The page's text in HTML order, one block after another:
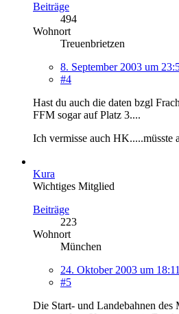
Beiträge
494
Wohnort
Treuenbrietzen
8. September 2003 um
#4
Hast du auch die daten bzgl
FFM sogar auf Platz 3....
Ich vermisse auch HK.....müsste
Kura
Wichtiges Mitglied
Beiträge
223
Wohnort
München
24. Oktober 2003 um 18:11
#5
Die Start- und Landebahnen des